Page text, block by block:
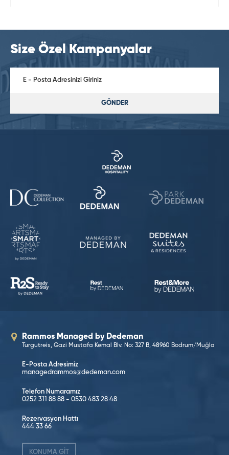
Size Özel Kampanyalar
GÖNDER
Rammos Managed by Dedeman
Turgutreis, Gazi Mustafa Kemal Blv. No: 327 B, 48960 Bodrum/Muğla
E-Posta Adresimiz
managedrammos@dedeman.com
Telefon Numaramız
0252 311 88 88 - 0530 483 28 48
Rezervasyon Hattı
444 33 66
KONUMA GİT